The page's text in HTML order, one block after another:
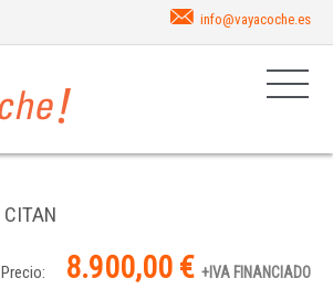
info@vayacoche.es
CITAN
Precio: 8.900,00 € +IVA FINANCIADO